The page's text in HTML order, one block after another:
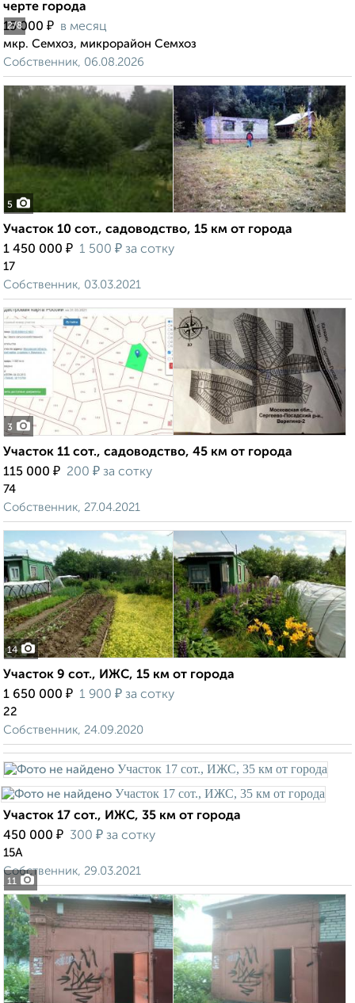
2/8
черте города
15 000 ₽ в месяц
мкр. Семхоз, микрорайон Семхоз
Собственник, 06.08.2026
5
Участок 10 сот., садоводство, 15 км от города
1 450 000 ₽ 1 500 ₽ за сотку
17
Собственник, 03.03.2021
3
Участок 11 сот., садоводство, 45 км от города
115 000 ₽ 200 ₽ за сотку
74
Собственник, 27.04.2021
14
Участок 9 сот., ИЖС, 15 км от города
1 650 000 ₽ 1 900 ₽ за сотку
22
Собственник, 24.09.2020
11
Участок 17 сот., ИЖС, 35 км от города
450 000 ₽ 300 ₽ за сотку
15А
Собственник, 29.03.2021